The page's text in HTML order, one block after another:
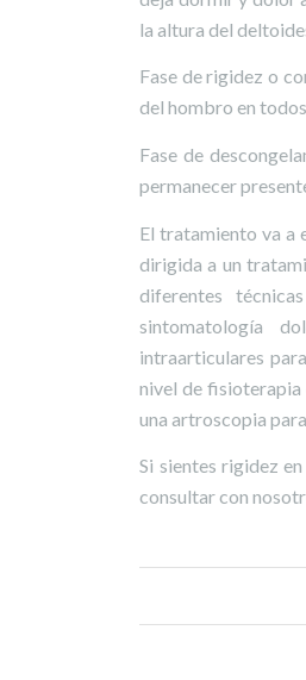
la altura del
Fase de rigidez o
del hombro en
Fase de
permanecer
El tratamiento va a
dirigida a un
diferentes
sintomatología
intraarticulares
nivel de fisioterapia
una artroscopia
Si sientes rigidez
consultar con